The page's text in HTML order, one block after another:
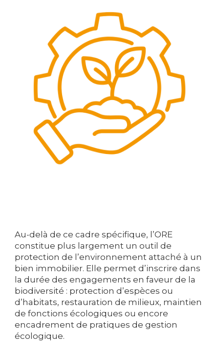
Au-delà de ce cadre spécifique, l’ORE
constitue plus largement un outil de
protection de l’environnement attaché à un
bien immobilier. Elle permet d’inscrire dans
la durée des engagements en faveur de la
biodiversité : protection d’espèces ou
d’habitats, restauration de milieux, maintien
de fonctions écologiques ou encore
encadrement de pratiques de gestion
écologique.